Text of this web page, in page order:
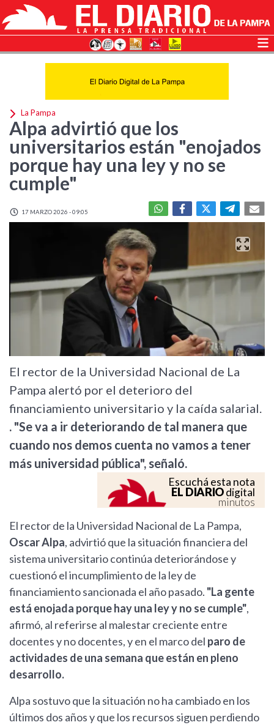
La Pampa
Alpa advirtió que los
universitarios están "enojados
porque hay una ley y no se
cumple"
17 MARZO 2026 - 09:05
El rector de la Universidad Nacional de La
Pampa alertó por el deterioro del
financiamiento universitario y la caída salarial.
. "Se va a ir deteriorando de tal manera que
cuando nos demos cuenta no vamos a tener
más universidad pública", señaló.
Escuchá esta nota
EL DIARIOdigital
minutos
El rector de la Universidad Nacional de La Pampa,
Oscar Alpa, advirtió que la situación financiera del
sistema universitario continúa deteriorándose y
cuestionó el incumplimiento de la ley de
financiamiento sancionada el año pasado. "La gente
está enojada porque hay una ley y no se cumple",
afirmó, al referirse al malestar creciente entre
docentes y no docentes, y en el marco del paro de
actividades de una semana que están en pleno
desarrollo.
Alpa sostuvo que la situación no ha cambiado en los
últimos dos años y que los recursos siguen perdiendo